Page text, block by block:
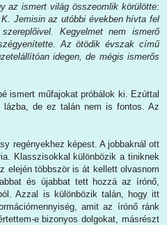
az ismert világ összeomlik körülötte:
Jemisin az utóbbi években hívta fel
Kegyelmet nem ismerő
Az ötödik évszak című
idegen, de mégis ismerős
ismert műfajokat próbálok ki. Ezúttal
de ez talán nem is fontos. Az
regényekhez képest. A jobbaknál ott
Klasszisokkal különbözik a tiniknek
elején többször is át kellett olvasnom
és újabbat tett hozzá az írónő,
Azzal is különbözik talán, hogy itt
amit az írónő ránk
e bizonyos dolgokat, másrészt